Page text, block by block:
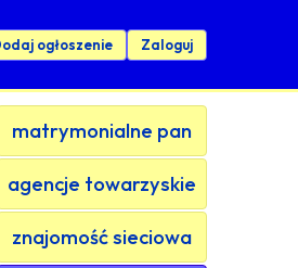
ogłoszenie Zaloguj
matrymonialne pan
agencje towarzyskie
znajomość sieciowa